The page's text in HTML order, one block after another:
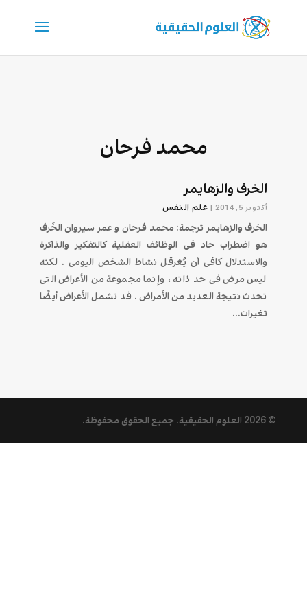
محمد فرحان
الخرف والزهايمر
أكتوبر 5, 2014 | علم النفس
الخرف والزهايمر ترجمة: محمد فرحان و عمر سيروان الخَرف
هو اضطراب حاد فى الوظائف العقلية كالتفكير والذاكرة
والاستدلال كافى أن يُعَرقل نشاط الشخص اليومى . لكنه
ليس مرض فى حد ذاته ، وإنما مجموعة من الأعراض التى
تحدث نتيجة العديد من الأمراض . قد تشمل الأعراض أيضًا
تغيرات...
© 2026 العلوم الحقيقية. جميع الحقوق محفوظة.